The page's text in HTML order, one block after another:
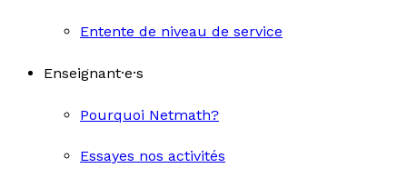
Entente de niveau de service
Enseignant·e·s
Pourquoi Netmath?
Essayes nos activités